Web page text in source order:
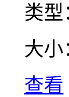
类型
大小
查看